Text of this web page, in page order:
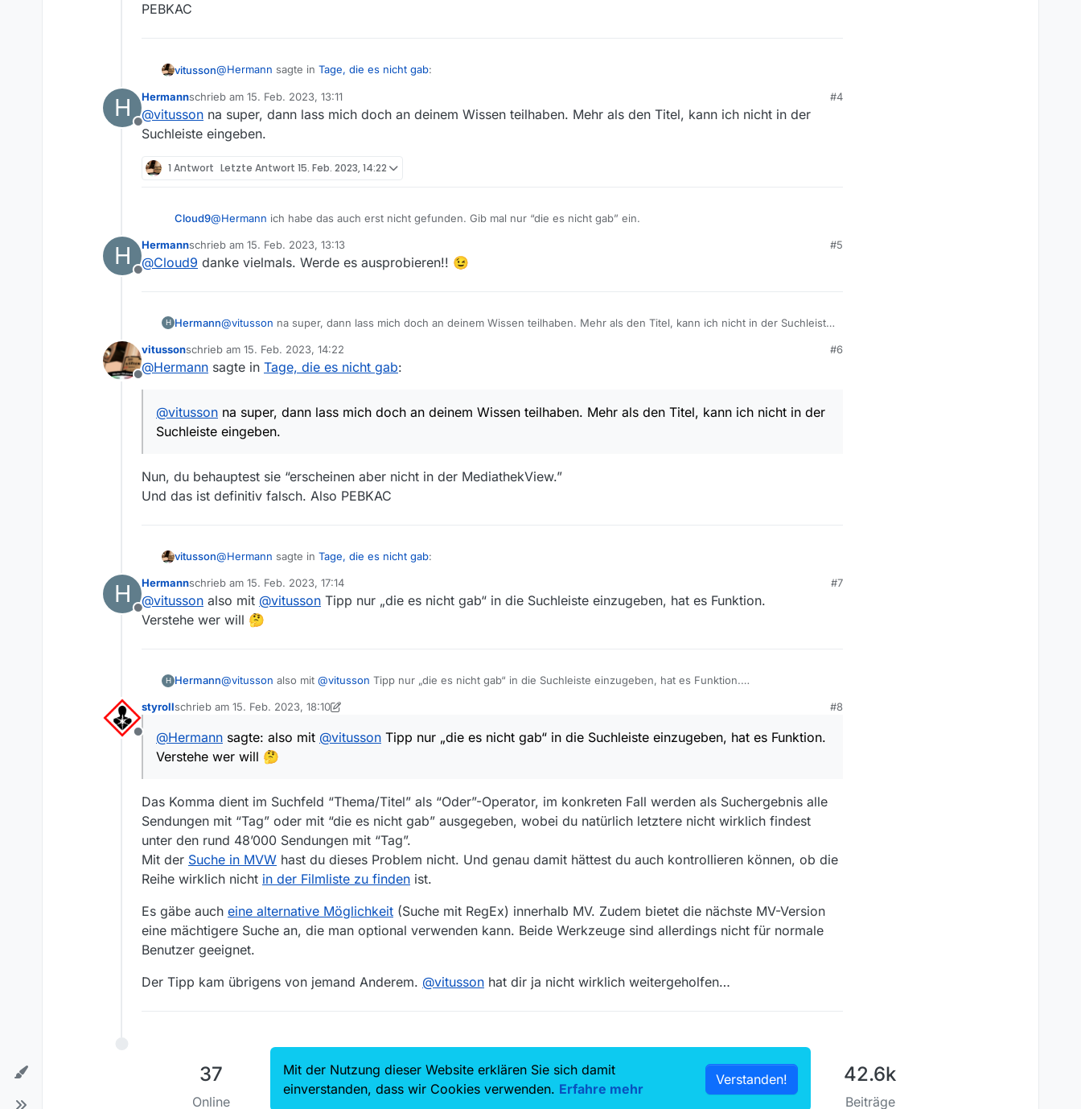
PEBKAC
vitusson@Hermann sagte in Tage, die es nicht gab:
Hallo ans Forum,
ist bekannt warum die ARD Sendung
Wie erklärst du dir dann daß ich heute morgen schon alle Folgen heruntergeladen habe?
H
Offline
Hermannschrieb am 15. Feb. 2023, 13:11
zuletzt editiert von
#4
@vitusson na super, dann lass mich doch an deinem Wissen teilhaben. Mehr als den Titel, kann ich nicht in der
Suchleiste eingeben.
1 Antwort Letzte Antwort 15. Feb. 2023, 14:22
Cloud9@Hermann ich habe das auch erst nicht gefunden. Gib mal nur “die es nicht gab” ein.
H
Offline
Hermannschrieb am 15. Feb. 2023, 13:13
zuletzt editiert von
#5
@Cloud9 danke vielmals. Werde es ausprobieren!! 😉
H Hermann@vitusson na super, dann lass mich doch an deinem Wissen teilhaben. Mehr als den Titel, kann ich nicht in der Suchleiste
Offline
vitussonschrieb am 15. Feb. 2023, 14:22
zuletzt editiert von
#6
@Hermann sagte in Tage, die es nicht gab:
@vitusson na super, dann lass mich doch an deinem Wissen teilhaben. Mehr als den Titel, kann ich nicht in der
Suchleiste eingeben.
Nun, du behauptest sie “erscheinen aber nicht in der MediathekView.”
Und das ist definitiv falsch. Also PEBKAC
vitusson@Hermann sagte in Tage, die es nicht gab:
@vitussonna super, dann lass mich doch an deinem Wissen teilhaben. Mehr als den Titel, kann ich nicht in der
Suchleiste eingeben.
H
Offline
Hermannschrieb am 15. Feb. 2023, 17:14
zuletzt editiert von
#7
@vitusson also mit @vitusson Tipp nur „die es nicht gab“ in die Suchleiste einzugeben, hat es Funktion.
Verstehe wer will 🤔
H Hermann@vitusson also mit @vitusson Tipp nur „die es nicht gab“ in die Suchleiste einzugeben, hat es Funktion.
Offline
styrollschrieb am 15. Feb. 2023, 18:10
zuletzt editiert von styroll
#8
@Hermann sagte: also mit @vitusson Tipp nur „die es nicht gab“ in die Suchleiste einzugeben, hat es Funktion.
Verstehe wer will 🤔
Das Komma dient im Suchfeld “Thema/Titel” als “Oder”-Operator, im konkreten Fall werden als Suchergebnis alle
Sendungen mit “Tag” oder mit “die es nicht gab” ausgegeben, wobei du natürlich letztere nicht wirklich findest
unter den rund 48’000 Sendungen mit “Tag”.
Mit der Suche in MVW hast du dieses Problem nicht. Und genau damit hättest du auch kontrollieren können, ob die
Reihe wirklich nicht in der Filmliste zu finden ist.
Es gäbe auch eine alternative Möglichkeit (Suche mit RegEx) innerhalb MV. Zudem bietet die nächste MV-Version
eine mächtigere Suche an, die man optional verwenden kann. Beide Werkzeuge sind allerdings nicht für normale
Benutzer geeignet.
Der Tipp kam übrigens von jemand Anderem. @vitusson hat dir ja nicht wirklich weitergeholfen…
37
Online
7.5k 42.6k
Beiträge
Mit der Nutzung dieser Website erklären Sie sich damit
einverstanden, dass wir Cookies verwenden. Erfahre mehr
Verstanden!